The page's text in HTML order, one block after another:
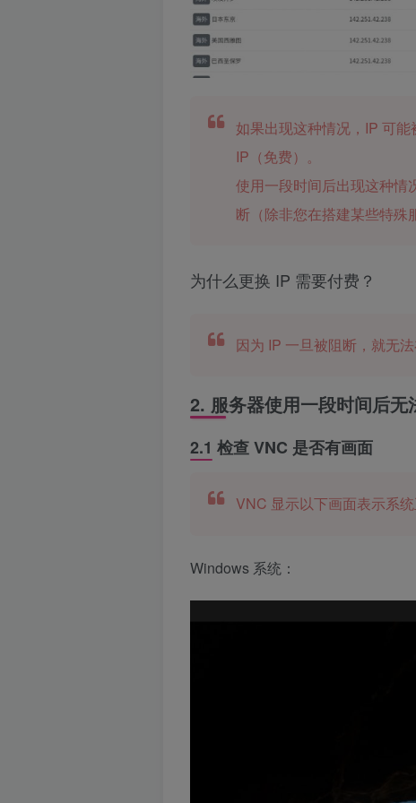
如果出现这种情况，IP 可
IP（免费）。
使用一段时间后出现这种情
断（除非您在搭建某些特殊
为什么更换 IP 需要付费？
因为 IP 一旦被阻断，就无
2. 服务器使用一段时间后无
2.1 检查 VNC 是否有画面
VNC 显示以下画面表示系统
Windows 系统：